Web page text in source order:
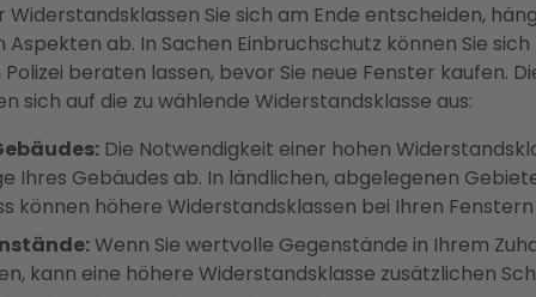
Widerstandsklassen Sie sich am Ende entscheiden,
ab. In Sachen Einbruchschutz können Sie
beraten lassen, bevor Sie neue Fenster kaufen.
sich auf die zu wählende Widerstandsklasse aus:
Die Notwendigkeit einer hohen
Ihres Gebäudes ab. In ländlichen, abgelegenen
können höhere Widerstandsklassen bei Ihren Fenstern
Wenn Sie wertvolle Gegenstände in Ihrem
kann eine höhere Widerstandsklasse zusätzlichen